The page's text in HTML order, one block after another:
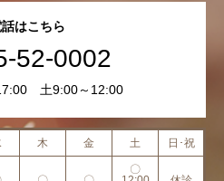
はこちら
52-0002
土9:00～12:00
木 金 土 日･祝
〇